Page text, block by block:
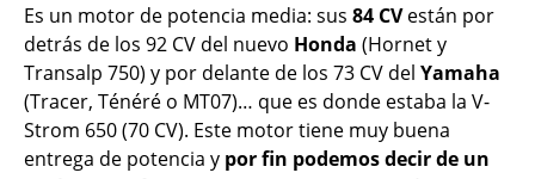
Es un motor de potencia media: sus 84 CVestán por
detrás de los 92 CV del nuevo Honda (Hornet y
Transalp 750) y por delante de los 73 CV del Yamaha
(Tracer, Ténéré o MT07)… que es donde estaba la V-
Strom 650 (70 CV). Este motor tiene muy buena
entrega de potencia y por fin podemos decir de un